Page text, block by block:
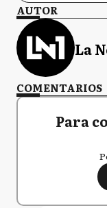
AUTOR
La
COMENTARIOS
Para